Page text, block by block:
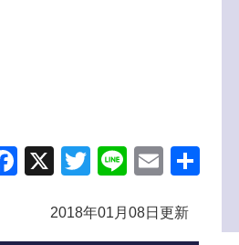
Facebook
X TwitterLineEmail
2018年01月08日更新